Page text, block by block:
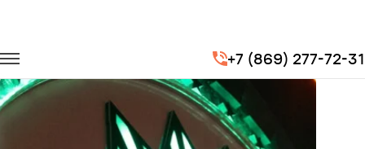
+7 (869) 277-72-31
Транспорт на концерты
Фестиваль «Механика» OpenAir